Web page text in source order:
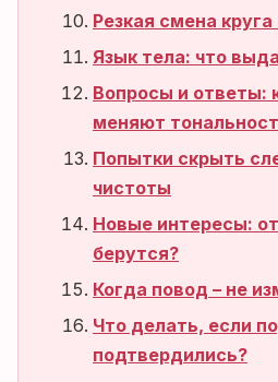
Резкая смена
Язык тела: что
Вопросы и ответы:
меняют
Попытки скрыть
чистоты
Новые интересы:
берутся?
Когда повод – не
Что делать, если
подтвердились?